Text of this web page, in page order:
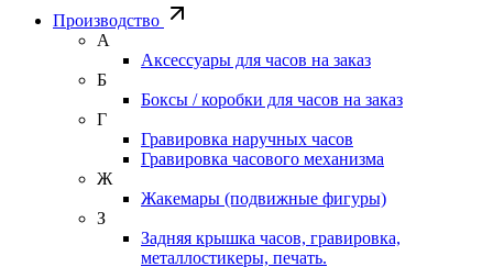
Производство
А
Аксессуары для часов на заказ
Б
Боксы / коробки для часов на заказ
Г
Гравировка наручных часов
Гравировка часового механизма
Ж
Жакемары (подвижные фигуры)
З
Задняя крышка часов, гравировка,
металлостикеры, печать.